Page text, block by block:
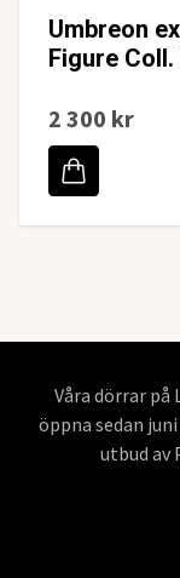
Umbreon
Figure
2 300 kr
Våra dörrar
öppna sedan
utbud av